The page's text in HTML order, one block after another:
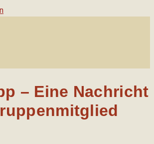
– Eine Nachricht